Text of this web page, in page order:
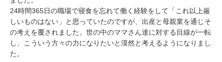
24時間365日の職場で寝食を忘れて働く経験をして「これ以上厳
しいものはない」と思っていたのですが、出産と母親業を通じそ
の考えを覆されました。世の中のママさん達に対する目線が一転
し、こういう方々の力になりたいと漠然と考えるようになりまし
た。